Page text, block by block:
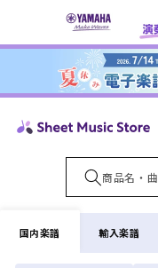
ンツに
国内楽譜 輸入楽譜